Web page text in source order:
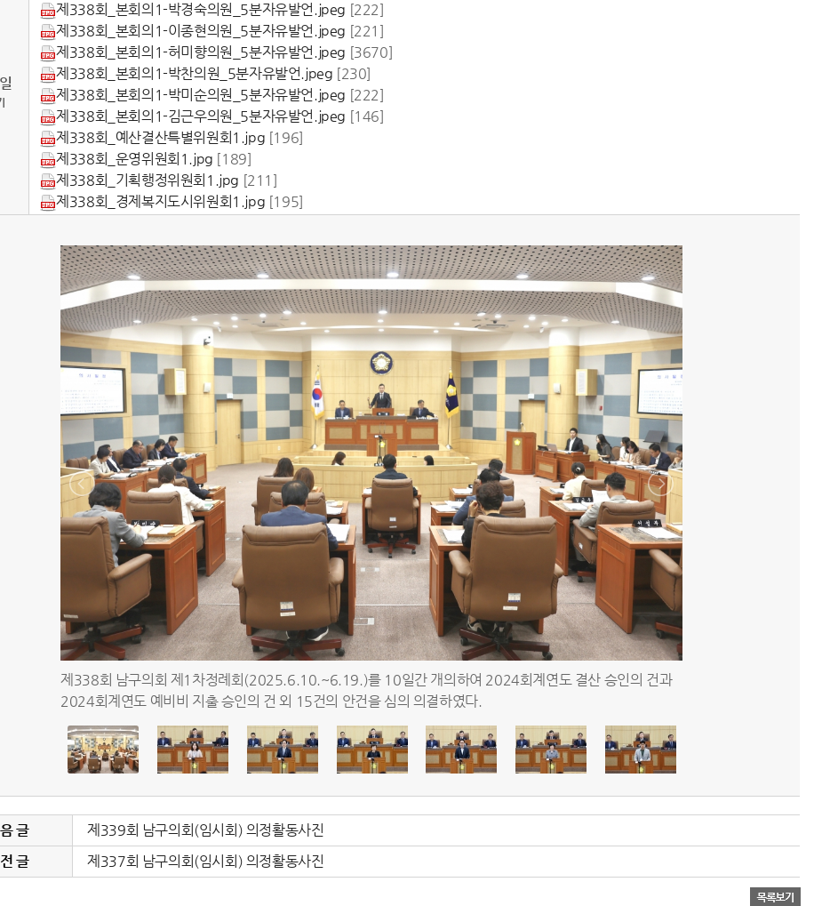
제338회_본회의1-박경숙의원_5분자유발언.jpeg [222]
제338회_본회의1-이종현의원_5분자유발언.jpeg [221]
제338회_본회의1-허미향의원_5분자유발언.jpeg [3670]
제338회_본회의1-박찬의원_5분자유발언.jpeg [230]
제338회_본회의1-박미순의원_5분자유발언.jpeg [222]
제338회_본회의1-김근우의원_5분자유발언.jpeg [146]
제338회_예산결산특별위원회1.jpg [196]
제338회_운영위원회1.jpg [189]
제338회_기획행정위원회1.jpg [211]
제338회_경제복지도시위원회1.jpg [195]
제338회 남구의회 제1차정례회(2025.6.10.~6.19.)를 10일간 개의하여 2024회계연도 결산 승인의 건과
2024회계연도 예비비 지출 승인의 건 외 15건의 안건을 심의 의결하였다.
글
제339회 남구의회(임시회) 의정활동사진
글
제337회 남구의회(임시회) 의정활동사진